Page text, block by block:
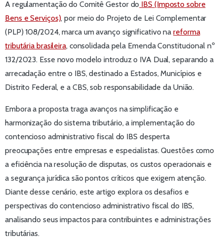
A regulamentação do Comitê Gestor do IBS (Imposto sobre
Bens e Serviços), por meio do Projeto de Lei Complementar
(PLP) 108/2024, marca um avanço significativo nareforma
tributária brasileira, consolidada pela Emenda Constitucional nº
132/2023. Esse novo modelo introduz o IVA Dual, separando a
arrecadação entre o IBS, destinado a Estados, Municípios e
Distrito Federal, e a CBS, sob responsabilidade da União.
Embora a proposta traga avanços na simplificação e
harmonização do sistema tributário, a implementação do
contencioso administrativo fiscal do IBS desperta
preocupações entre empresas e especialistas. Questões como
a eficiência na resolução de disputas, os custos operacionais e
a segurança jurídica são pontos críticos que exigem atenção.
Diante desse cenário, este artigo explora os desafios e
perspectivas do contencioso administrativo fiscal do IBS,
analisando seus impactos para contribuintes e administrações
tributárias.